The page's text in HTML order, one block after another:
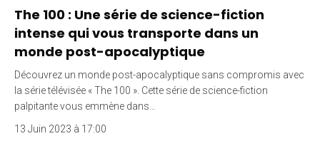
The 100 : Une série de science-fiction
intense qui vous transporte dans un
monde post-apocalyptique
Découvrez un monde post-apocalyptique sans compromis avec
la série télévisée « The 100 ». Cette série de science-fiction
palpitante vous emmène dans…
13 Juin 2023 à 17:00